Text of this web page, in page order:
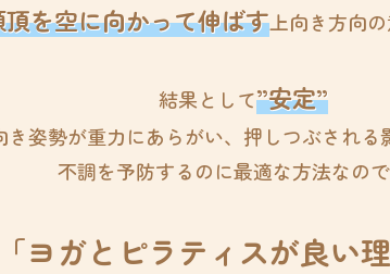
頂を空に向かって伸ばす上向き方向の
結果として”安定”
き姿勢が重力にあらがい、押しつぶされる
不調を予防するのに最適な方法なので
ヨガとピラティスが良い理